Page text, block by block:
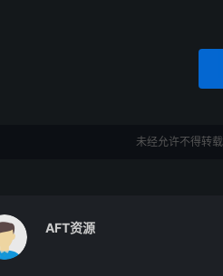
未经允许不得转载
AFT资源